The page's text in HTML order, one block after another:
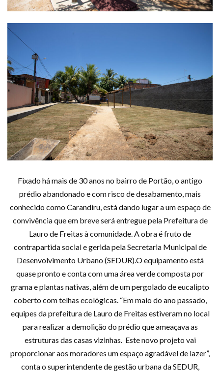
Fixado há mais de 30 anos no bairro de Portão, o antigo
prédio abandonado e com risco de desabamento, mais
conhecido como Carandiru, está dando lugar a um espaço de
convivência que em breve será entregue pela Prefeitura de
Lauro de Freitas à comunidade. A obra é fruto de
contrapartida social e gerida pela Secretaria Municipal de
Desenvolvimento Urbano (SEDUR).O equipamento está
quase pronto e conta com uma área verde composta por
grama e plantas nativas, além de um pergolado de eucalipto
coberto com telhas ecológicas. “Em maio do ano passado,
equipes da prefeitura de Lauro de Freitas estiveram no local
para realizar a demolição do prédio que ameaçava as
estruturas das casas vizinhas. Este novo projeto vai
proporcionar aos moradores um espaço agradável de lazer”,
conta o superintendente de gestão urbana da SEDUR,